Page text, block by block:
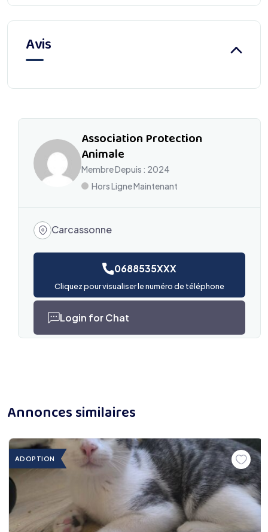
Avis
Association Protection
Animale
Membre Depuis : 2024
Hors Ligne Maintenant
Carcassonne
0688535XXX
Cliquez pour visualiser le numéro de téléphone
Login for Chat
Annonces similaires
ADOPTION